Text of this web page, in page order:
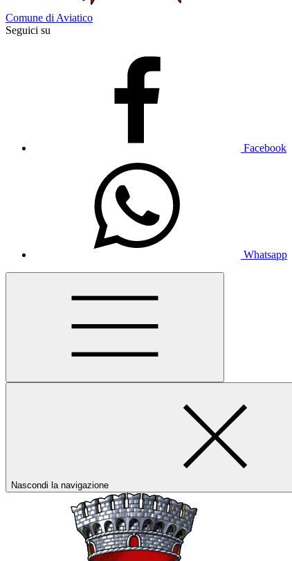
Comune di Aviatico
Seguici su
Facebook
Whatsapp
Nascondi la navigazione